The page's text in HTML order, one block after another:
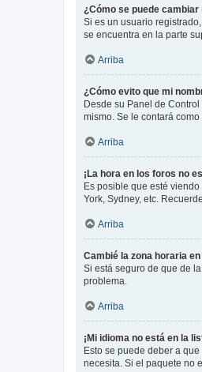
¿Cómo se puede
Si es un usuario
se encuentra en la parte
Arriba
¿Cómo evito que mi
Desde su Panel de
mismo. Se le contará como
Arriba
¡La hora en los foros no
Es posible que esté
York, Sydney, etc.
Arriba
Cambié la zona horaria
Si está seguro de que de
problema.
Arriba
¡Mi idioma no está en la
Esto se puede deber a
necesita. Si el paquete no